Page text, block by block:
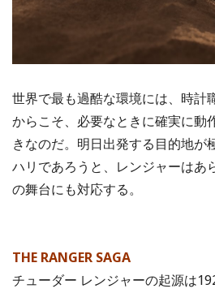
世界で最も過酷な環境には、時計
からこそ、必要なときに確実に動
きなのだ。明日出発する目的地が
ハリであろうと、レンジャーは
の舞台にも対応する。
THE RANGER SAGA
チューダー レンジャーの起源は